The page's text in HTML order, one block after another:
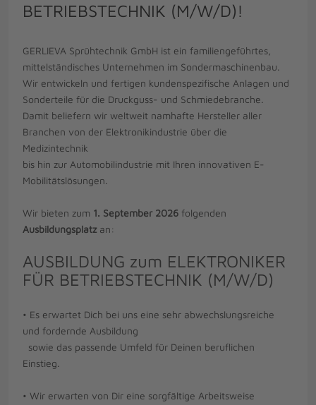
BETRIEBSTECHNIK (M/W/D)!
GERLIEVA Sprühtechnik GmbH ist ein familiengeführtes,
mittelständisches Unternehmen im Sondermaschinenbau.
Wir entwickeln und fertigen kundenspezifische Anlagen und
Sonderteile für die Druckguss- und Schmiedebranche.
Damit beliefern wir weltweit namhafte Hersteller aller
Branchen von der Elektronikindustrie über die
Medizintechnik
bis hin zur Automobilindustrie mit Ihren innovativen E-
Mobilitätslösungen.
Wir bieten zum 1. September 2026 folgenden
Ausbildungsplatz an:
AUSBILDUNG zum ELEKTRONIKER
FÜR BETRIEBSTECHNIK (M/W/D)
• Es erwartet Dich bei uns eine sehr abwechslungsreiche
und fordernde Ausbildung
sowie das passende Umfeld für Deinen beruflichen
Einstieg.
• Wir erwarten von Dir eine sorgfältige Arbeitsweise